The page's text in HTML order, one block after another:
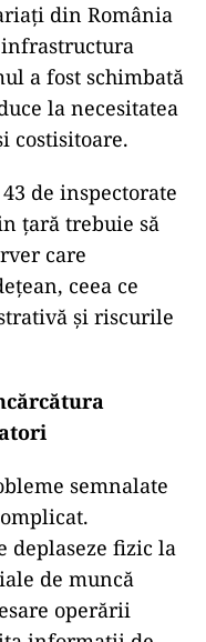
din România
infrastructura
a fost schimbată
la necesitatea
costisitoare.
de inspectorate
țară trebuie să
care
ceea ce
și riscurile
semnalate
deplaseze fizic la
de muncă
operării